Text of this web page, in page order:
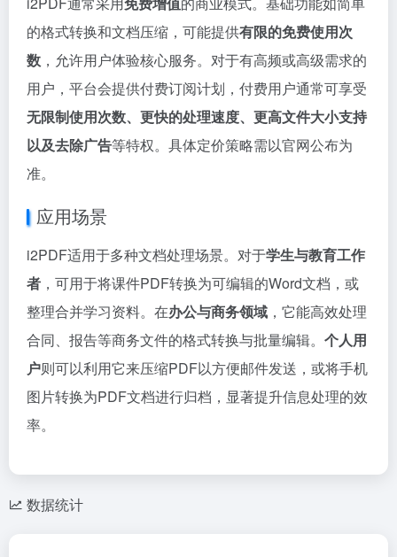
的格式转换和文档压缩，可能提供有限的免费使用次
数 ，允许用户体验核心服务。对于有高频或高级需求的
用户，平台会提供付费订阅计划，付费用户通常可享受
无限制使用次数、更快的处理速度、更高文件大小支持
以及去除广告等特权。具体定价策略需以官网公布为
准。
应用场景
i2PDF适用于多种文档处理场景。对于学生与教育工作
者 ，可用于将课件PDF转换为可编辑的Word文档，或
整理合并学习资料。在办公与商务领域 ，它能高效处理
合同、报告等商务文件的格式转换与批量编辑。 个人用
户则可以利用它来压缩PDF以方便邮件发送，或将手机
图片转换为PDF文档进行归档，显著提升信息处理的效
率。
数据统计